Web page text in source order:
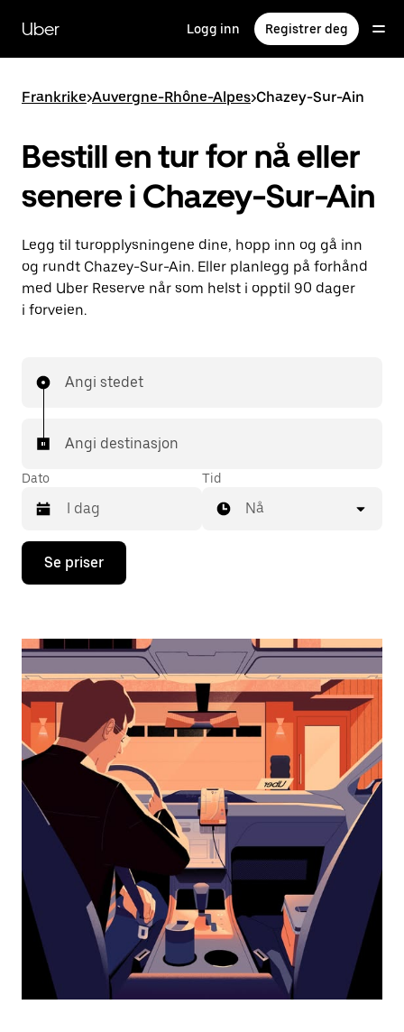
hovedinnholdet
Uber Logg inn Registrer deg
Frankrike>Auvergne-Rhône-Alpes>Chazey-Sur-Ain
Bestill en tur for nå eller
senere i Chazey-Sur-Ain
Legg til turopplysningene dine, hopp inn og gå inn
og rundt Chazey-Sur-Ain. Eller planlegg på forhånd
med Uber Reserve når som helst i opptil 90 dager
i forveien.
Angi stedet
Angi destinasjon
Dato
Trykk
piltast
åpne
og
velge
dato.
Trykk
på
Esc-
knappen
kalenderen.
Tid
Nå
Se priser